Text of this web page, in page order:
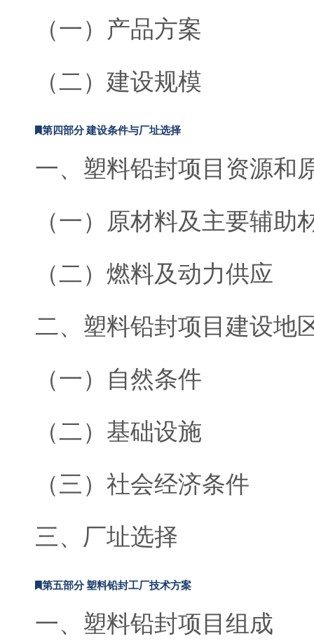
（一）产品方案
（二）建设规模
第四部分 建设条件与厂址选择
一、塑料铅封项目资源和
（一）原材料及主要辅助
（二）燃料及动力供应
二、塑料铅封项目建设地
（一）自然条件
（二）基础设施
（三）社会经济条件
三、厂址选择
第五部分 塑料铅封工厂技术方案
一、塑料铅封项目组成